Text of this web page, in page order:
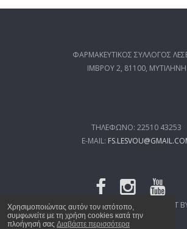
Χρησιμοποιώντας αυτόν τον ιστότοπο,
συμφωνείτε με τη χρήση cookies κατά την
πλοήγησή σας Διαβάστε περισσότερα
ΦΑΡΜΑΚΕΥΤΙΚΟΣ ΣΥΛΛΟΓΟΣ
ΙΜΒΡΟΥ 2, 81100, ΜΥΤΙΛΗΝΗ
ΤΗΛΕΦΩΝΟ: 22510 43253
E-MAIL:
FSL.GR© 2019 WEB DEVELOPMENT